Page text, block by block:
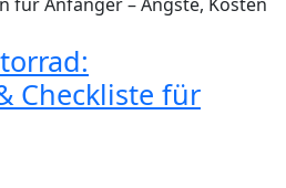
Checkliste für